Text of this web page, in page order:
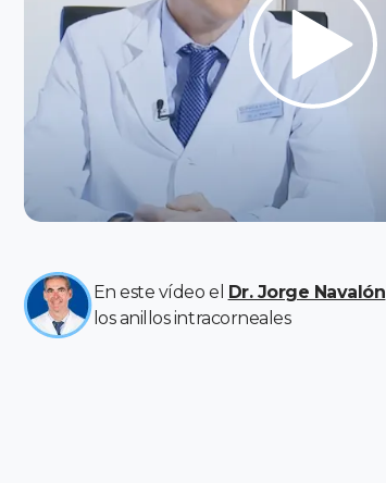
En este vídeo el Dr. Jorge Navalón
los anillos intracorneales